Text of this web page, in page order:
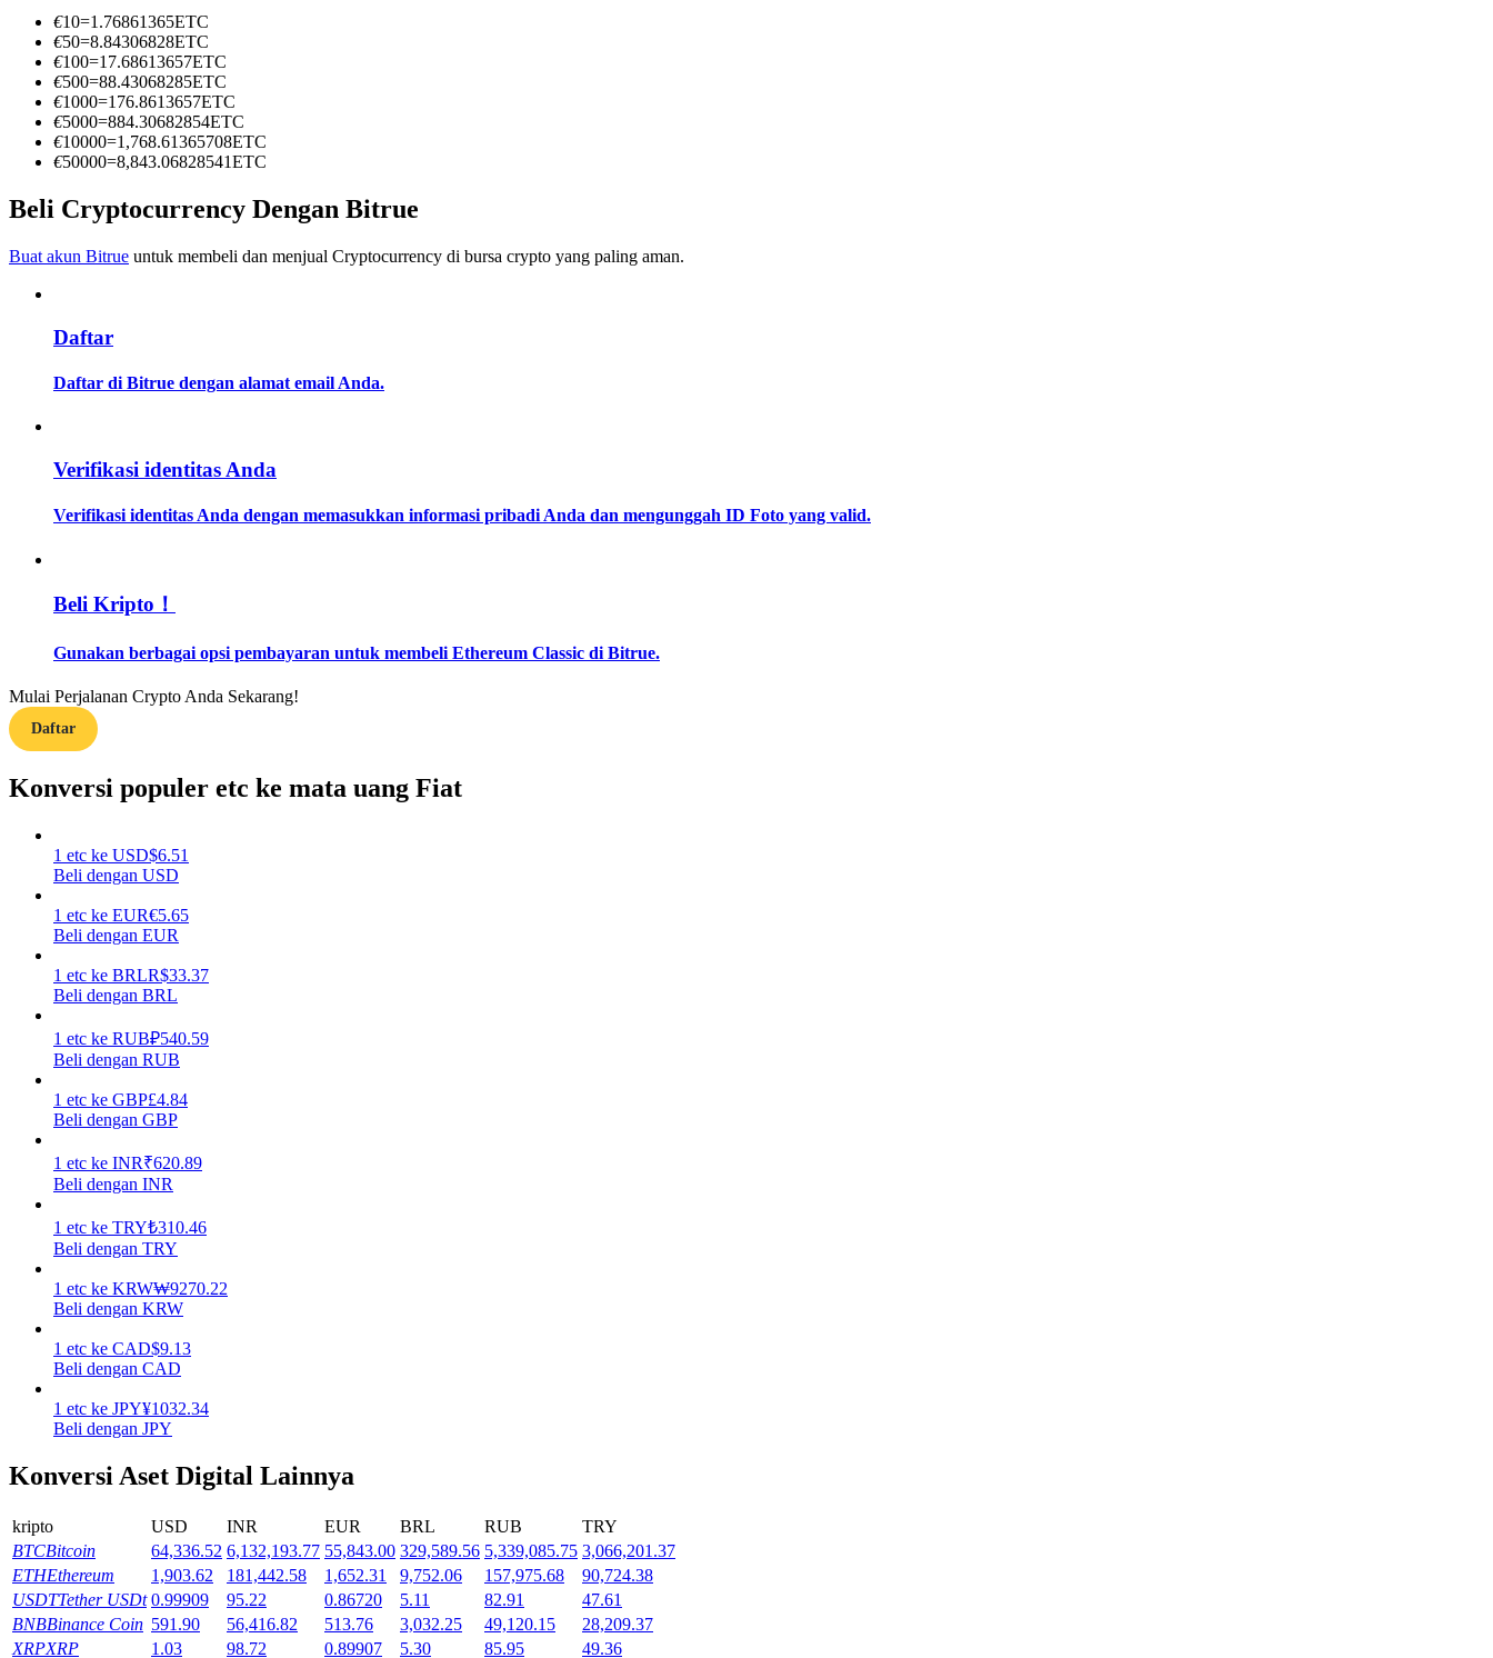
Nikmati pembagian keuntungan dan komisi copy trading
Analisis data besar termasuk info perdagangan, dll.
Memandu
Panduan Pemula Berjangka
Strategi perdagangan
Menghasilkan
Babi Kekuatan
Dapatkan imbalan kompetitif setiap hari
€10=1.76861365ETC
€50=8.84306828ETC
€100=17.68613657ETC
€500=88.43068285ETC
€1000=176.8613657ETC
€5000=884.30682854ETC
€10000=1,768.61365708ETC
€50000=8,843.06828541ETC
Beli Cryptocurrency Dengan Bitrue
Buat akun Bitrue untuk membeli dan menjual Cryptocurrency di bursa crypto yang paling aman.
Daftar
Daftar di Bitrue dengan alamat email Anda.
Verifikasi identitas Anda
Verifikasi identitas Anda dengan memasukkan informasi pribadi Anda dan mengunggah ID Foto yang valid.
Beli Kripto！
Gunakan berbagai opsi pembayaran untuk membeli Ethereum Classic di Bitrue.
Mulai Perjalanan Crypto Anda Sekarang!
Daftar
Konversi populer etc ke mata uang Fiat
1 etc ke USD$6.51
Beli dengan USD
1 etc ke EUR€5.65
Beli dengan EUR
1 etc ke BRLR$33.37
Beli dengan BRL
1 etc ke RUB₽540.59
Beli dengan RUB
1 etc ke GBP£4.84
Beli dengan GBP
1 etc ke INR₹620.89
Beli dengan INR
1 etc ke TRY₺310.46
Beli dengan TRY
1 etc ke KRW₩9270.22
Beli dengan KRW
1 etc ke CAD$9.13
Beli dengan CAD
1 etc ke JPY¥1032.34
Beli dengan JPY
Konversi Aset Digital Lainnya
kripto USD INR EUR BRL RUB
TRY
BTCBitcoin 64,336.52 6,132,193.77 55,843.00 329,589.56 5,339,085.75 3,066,201.37
ETHEthereum 1,903.62 181,442.58 1,652.31 9,752.06 157,975.68
90,724.38
USDTTether USDt 0.99909 95.22 0.86720 5.11 82.91
47.61
BNBBinance Coin 591.90 56,416.82 513.76 3,032.25 49,120.15
28,209.37
XRPXRP 1.03 98.72 0.89907 5.30 85.95
49.36